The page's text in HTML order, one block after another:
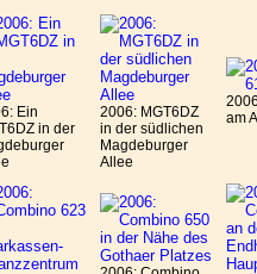
Ein
in der
2006: MGT6DZ
in der südlichen
Magdeburger
Allee
am